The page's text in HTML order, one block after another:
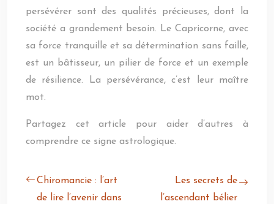
persévérer sont des qualités précieuses, dont la
société a grandement besoin. Le Capricorne, avec
sa force tranquille et sa détermination sans faille,
est un bâtisseur, un pilier de force et un exemple
de résilience. La persévérance, c’est leur maître
mot.
Partagez cet article pour aider d’autres à
comprendre ce signe astrologique.
Chiromancie : l’art
de lire l’avenir dans
Les secrets de
l’ascendant bélier